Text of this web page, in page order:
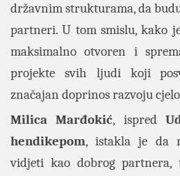
državnim strukturama, da
partneri. U tom smislu, kako
maksimalno otvoren i
projekte svih ljudi koji
značajan doprinos razvoju
Milica Marđokić, ispred
hendikepom, istakla je da
vidjeti kao dobrog